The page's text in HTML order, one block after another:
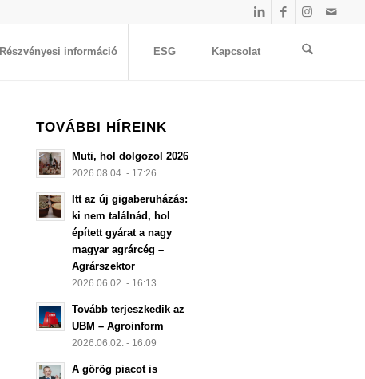
Részvényesi információ ESG Kapcsolat
TOVÁBBI HÍREINK
Muti, hol dolgozol 2026
2026.08.04. - 17:26
Itt az új gigaberuházás:
ki nem találnád, hol
épített gyárat a nagy
magyar agrárcég –
Agrárszektor
2026.06.02. - 16:13
Tovább terjeszkedik az
UBM – Agroinform
2026.06.02. - 16:09
A görög piacot is